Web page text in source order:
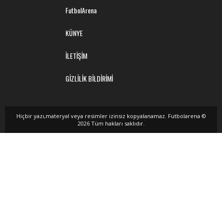
FutbolArena
KÜNYE
İLETİŞİM
GİZLİLİK BİLDİRİMİ
Hiçbir yazı,materyal veya resimler izinsiz kopyalanamaz. Futbolarena ©
2026 Tüm hakları saklıdır.